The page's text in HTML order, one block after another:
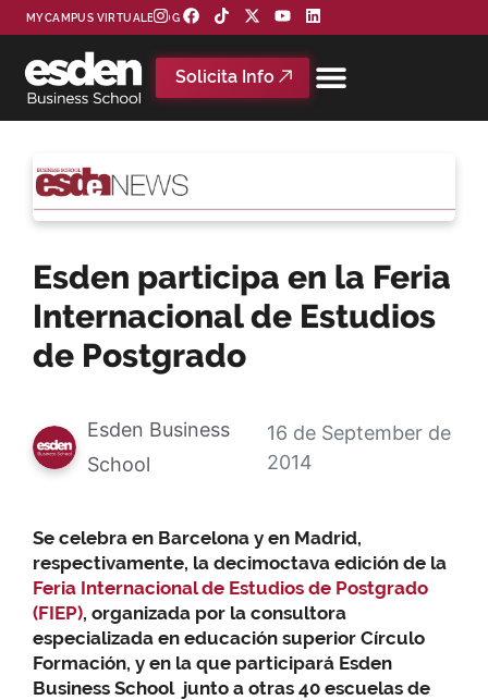
MYCAMPUS VIRTUAL BLOG
Solicita Info
Esden participa en la Feria
Internacional de Estudios
de Postgrado
Esden Business
School
16 de September de
2014
Se celebra en Barcelona y en Madrid,
respectivamente, la decimoctava edición de la
Feria Internacional de Estudios de Postgrado
(FIEP), organizada por la consultora
especializada en educación superior Círculo
Formación, y en la que participará Esden
Business School junto a otras 40 escuelas de